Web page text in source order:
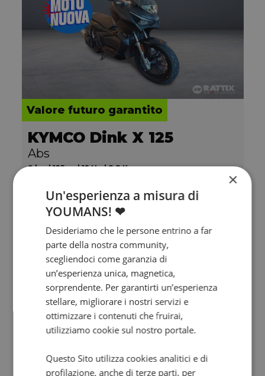
Valore futuro garantito
KYMCO Dink X 125
Abs
0 km | 125 cc | 12 Hp | 8.8 Kw
2.990 €64
×
Un'esperienza a misura di
YOUMANS! ❤
Desideriamo che le persone entrino a far
parte della nostra community,
scegliendoci come garanzia di
un’esperienza unica, magnetica,
sorprendente. Per garantirti un’esperienza
stellare, migliorare i nostri servizi e
ottimizzare i contenuti che fruirai,
utilizziamo cookie sul nostro portale.
Questo Sito utilizza cookies analitici e di
profilazione, anche di terze parti, per